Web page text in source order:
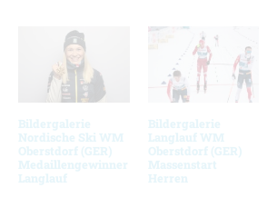
Bildergalerie
Nordische Ski WM
Oberstdorf (GER)
Medaillengewinner
Langlauf
Bildergalerie
Langlauf WM
Oberstdorf (GER)
Massenstart
Herren